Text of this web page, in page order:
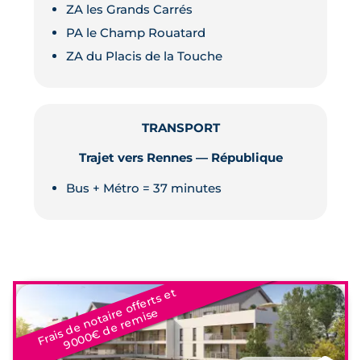
ZA les Grands Carrés
PA le Champ Rouatard
ZA du Placis de la Touche
TRANSPORT
Trajet vers Rennes — République
Bus + Métro = 37 minutes
Fr
ai
s
d
e
n
o
t
ai
r
e
off
e
r
t
s
e
t
9
0
0
0
€
d
e
r
e
mi
s
e